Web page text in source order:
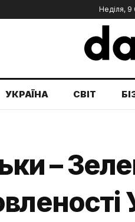
Неділя, 9
УКРАЇНА СВІТ
–